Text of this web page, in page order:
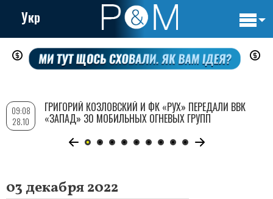
Перейти
содержанию
Укр
03 декабря 2022
09:08
28.10
ГРИГОРИЙ КОЗЛОВСКИЙ И ФК «РУХ» ПЕРЕДАЛИ ВВК
«ЗАПАД» 30 МОБИЛЬНЫХ ОГНЕВЫХ ГРУПП